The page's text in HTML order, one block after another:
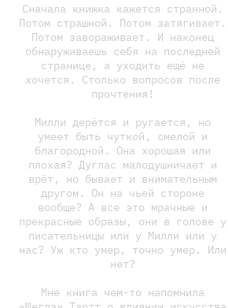
Сначала книжка кажется странной.
Потом страшной. Потом затягивает.
Потом завораживает. И наконец
обнаруживаешь себя на последней
странице, а уходить ещё не
хочется. Столько вопросов после
прочтения!
Милли дерётся и ругается, но
умеет быть чуткой, смелой и
благородной. Она хорошая или
плохая? Дуглас малодушничает и
врёт, но бывает и внимательным
другом. Он на чьей стороне
вообще? А все это мрачные и
прекрасные образы, они в голове у
писательницы или у Милли или у
нас? Уж кто умер, точно умер. Или
нет?
Мне книга чем-то напомнила